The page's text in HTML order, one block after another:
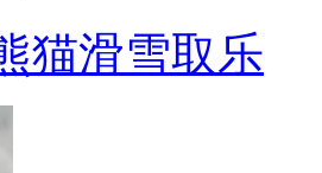
猫滑雪取乐